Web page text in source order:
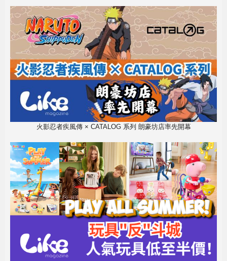
火影忍者疾風傳 × CATALOG 系列 朗豪坊店率先開幕